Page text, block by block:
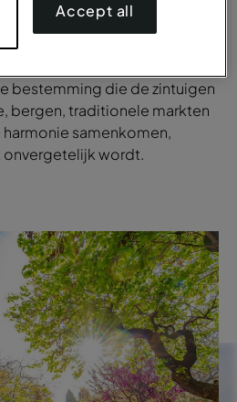
de architectuur van
en de prachtige stranden,
bestemming die de zintuigen
bergen, traditionele markten
samenkomen,
wordt.
Accept all